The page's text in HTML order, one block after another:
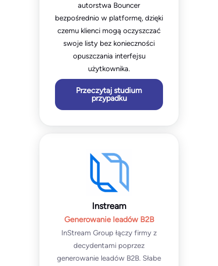
autorstwa Bouncer
bezpośrednio w platformę, dzięki
czemu klienci mogą oczyszczać
swoje listy bez konieczności
opuszczania interfejsu
użytkownika.
Przeczytaj studium
przypadku
Instream
Generowanie leadów B2B
InStream Group łączy firmy z
decydentami poprzez
generowanie leadów B2B. Słabe